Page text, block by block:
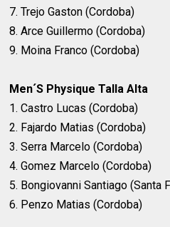
7. Trejo Gaston (Cordoba)
8. Arce Guillermo (Cordoba)
9. Moina Franco (Cordoba)
Men´S Physique Talla Alta
1. Castro Lucas (Cordoba)
2. Fajardo Matias (Cordoba)
3. Serra Marcelo (Cordoba)
4. Gomez Marcelo (Cordoba)
5. Bongiovanni Santiago (Santa
6. Penzo Matias (Cordoba)